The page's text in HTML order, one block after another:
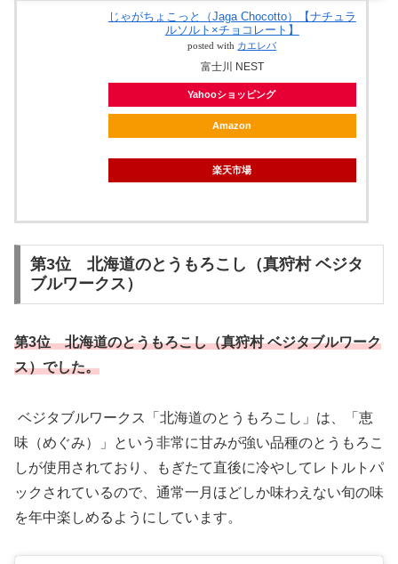
じゃがちょこっと（Jaga Chocotto）【ナチュラ
ルソルト×チョコレート】
posted with カエレバ
富士川 NEST
Yahooショッピング
Amazon
楽天市場
第3位 北海道のとうもろこし（真狩村 ベジタ
ブルワークス）
第3位 北海道のとうもろこし（真狩村 ベジタブルワーク
ス）でした。
ベジタブルワークス「北海道のとうもろこし」は、「恵
味（めぐみ）」という非常に甘みが強い品種のとうもろこ
しが使用されており、もぎたて直後に冷やしてレトルトパ
ックされているので、通常一月ほどしか味わえない旬の味
を年中楽しめるようにしています。